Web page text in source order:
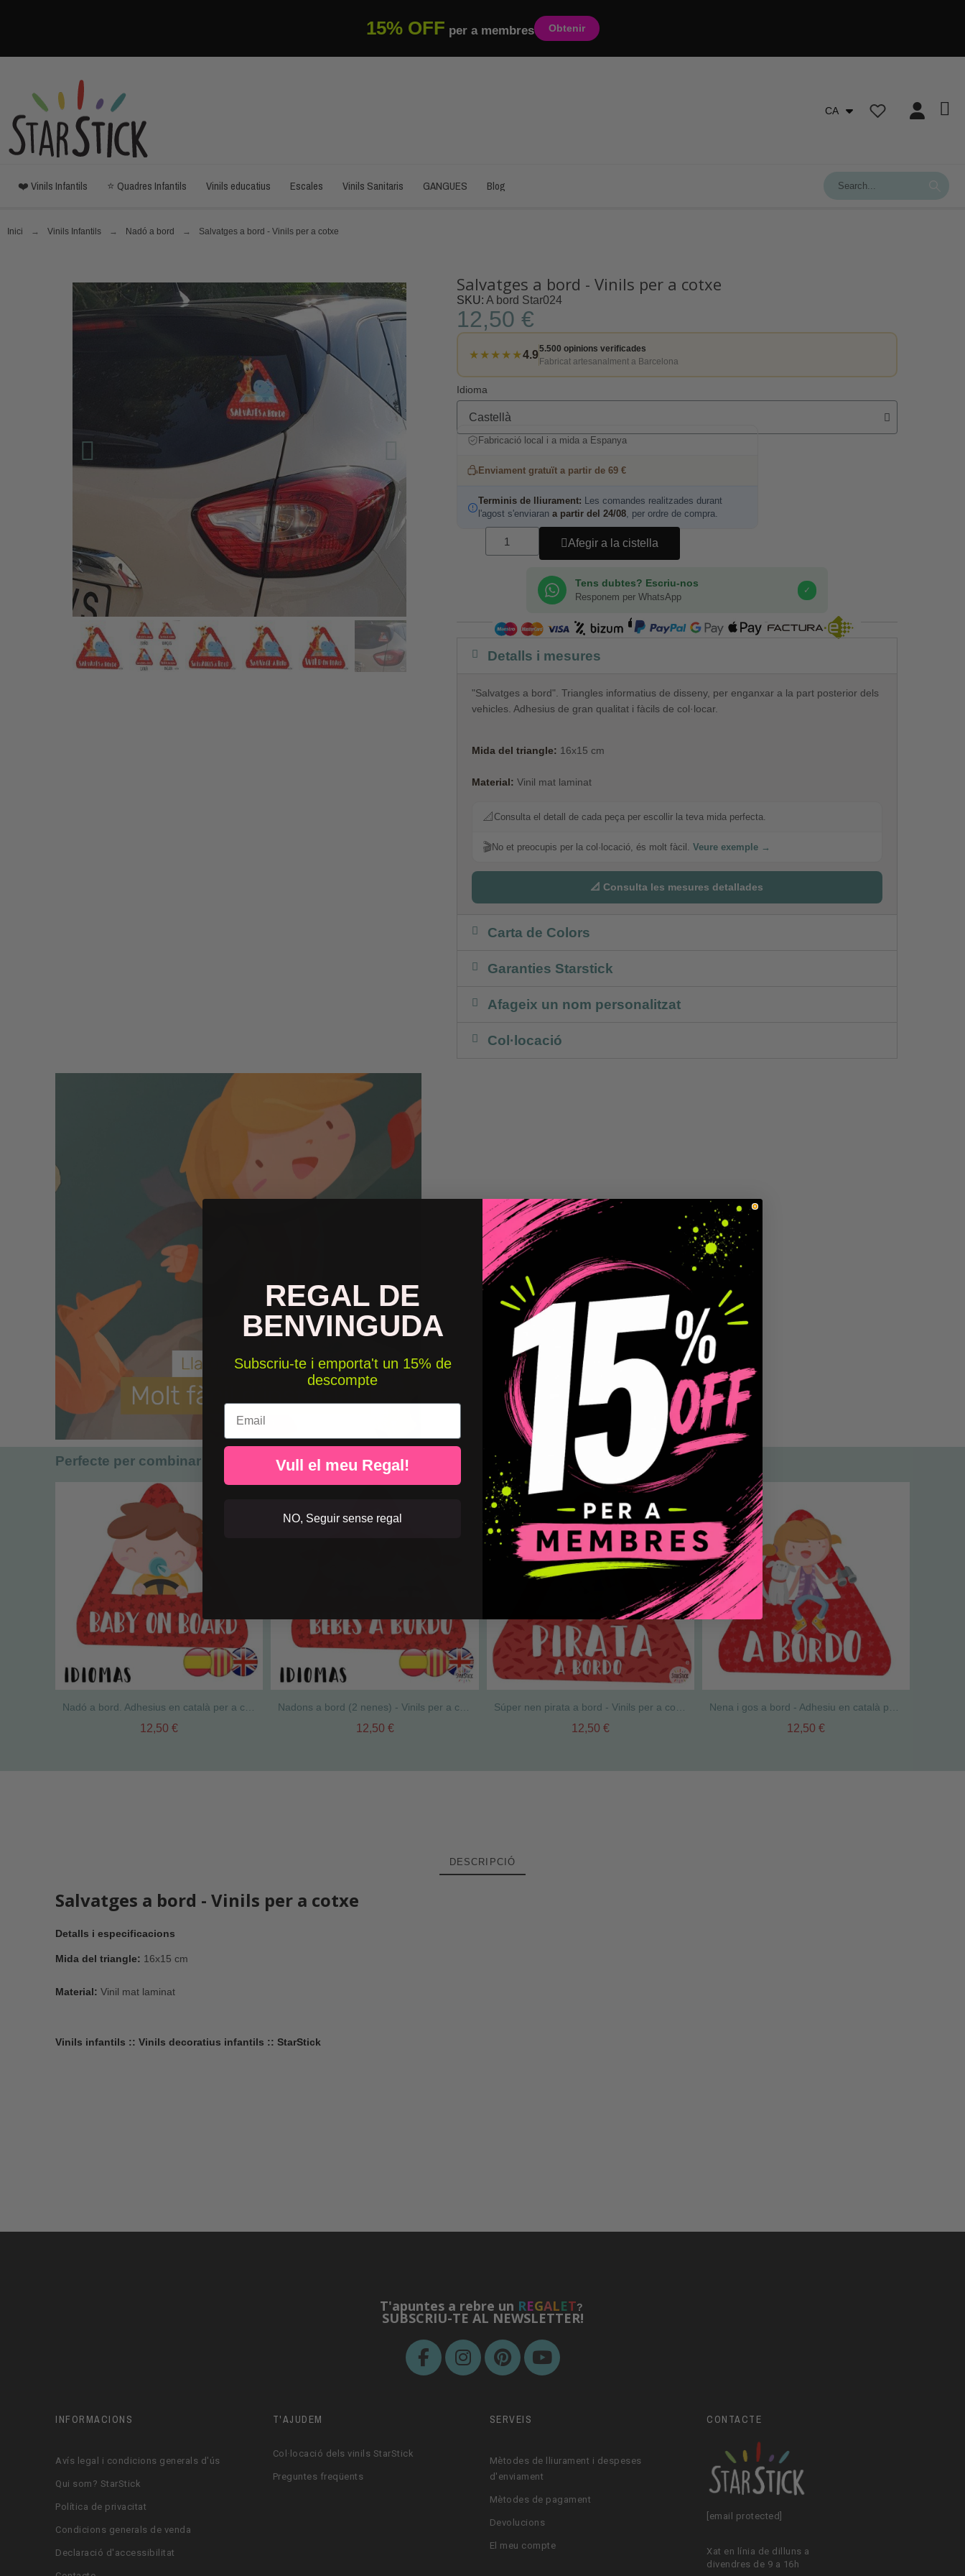
15% OFF per a membres Obtenir
CA
❤️ Vinils Infantils ⭐ Quadres Infantils Vinils educatius Escales Vinils Sanitaris GANGUES Blog
Inici Vinils Infantils Nadó a bord Salvatges a bord - Vinils per a cotxe
Salvatges a bord - Vinils per a cotxe
SKU A bord Star024
12,50 €
★★★★★4.9
5.500 opinions verificades
Fabricat artesanalment a Barcelona
Idioma
Fabricació local i a mida a Espanya
Enviament gratuït a partir de 69 €
Terminis de lliurament: Les comandes realitzades durant
l'agost s'enviaran a partir del 24/08, per ordre de compra.
Afegir a la cistella
Tens dubtes? Escriu-nos
Responem per WhatsApp
✓
COMPRA SEGURA
Detalls i mesures
"Salvatges a bord" Triangles informatius de disseny, per enganxar a la part posterior dels
vehicles. Adhesius de gran qualitat i fàcils de col·locar.
Mida del triangle: 16x15 cm
Material: Vinil mat laminat
📐 Consulta el detall de cada peça per escollir la teva mida perfecta.
🎬No et preocupis per la col·locació, és molt fàcil. Veure exemple →
📐 Consulta les mesures detallades
Carta de Colors
Garanties Starstick
Afageix un nom personalitzat
Col·locació
Perfecte per combinar
Nadó a bord. Adhesius en català per a cotxes
12,50 €
Nadons a bord (2 nenes) - Vinils per a cotxe
12,50 €
Súper nen pirata a bord - Vinils per a cotxe
12,50 €
Nena i gos a bord - Adhesiu en català per a cotxes
12,50 €
DESCRIPCIÓ
Salvatges a bord - Vinils per a cotxe
Detalls i especificacions
Mida del triangle: 16x15 cm
Material: Vinil mat laminat
Vinils infantils :: Vinils decoratius infantils :: StarStick
T'apuntes a rebre un REGALET?
SUBSCRIU-TE AL NEWSLETTER!
INFORMACIONS
Avís legal i condicions generals d'ús
Qui som? StarStick
Política de privacitat
Condicions generals de venda
Declaració d'accessibilitat
T'AJUDEM
Col·locació dels vinils StarStick
Preguntes freqüents
SERVEIS
Mètodes de lliurament i despeses
d'enviament
Mètodes de pagament
Devolucions
El meu compte
CONTACTE
[email protected]
Xat en línia de dilluns a
divendres de 9 a 16h
REGAL DE
BENVINGUDA
Subscriu-te i emporta't un 15% de
descompte
Email
Vull el meu Regal!
NO, Seguir sense regal